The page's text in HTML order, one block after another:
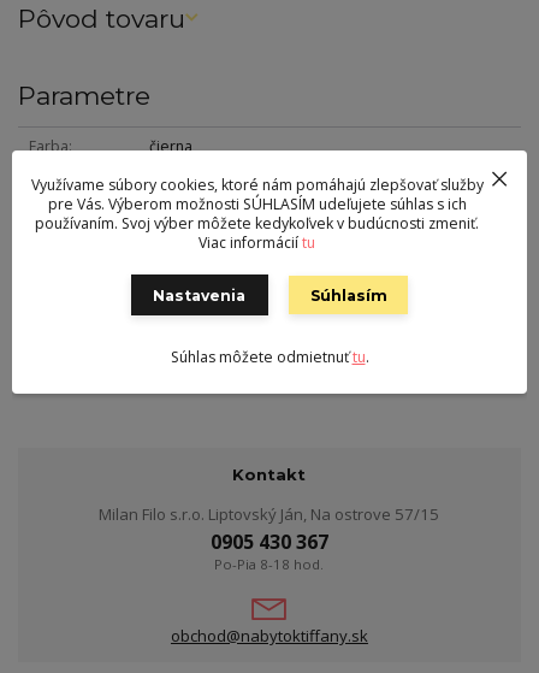
Pôvod tovaru
Parametre
Farba
čierna
Výška
50 cm
Šírka
80 cm
27 kg
sklo
Kontakt
Milan Filo s.r.o. Liptovský Ján, Na ostrove 57/15
0905 430 367
Po-Pia 8-18 hod.
obchod@nabytoktiffany.sk
Využívame súbory cookies, ktoré nám pomáhajú zlepšovať služby
pre Vás. Výberom možnosti SÚHLASÍM udeľujete súhlas s ich
používaním. Svoj výber môžete kedykoľvek v budúcnosti zmeniť.
Viac informáciítu
Nastavenia Súhlasím
Súhlas môžete odmietnuťtu.